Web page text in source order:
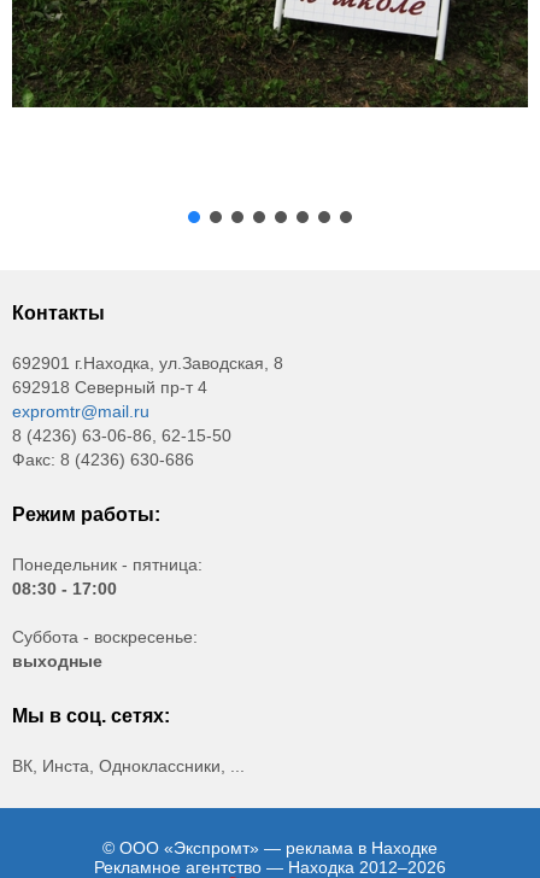
Контакты
692901 г.Находка, ул.Заводская, 8
692918 Северный пр-т 4
expromtr@mail.ru
8 (4236) 63-06-86, 62-15-50
Факс: 8 (4236) 630-686
Режим работы:
Понедельник - пятница:
08:30 - 17:00
Суббота - воскресенье:
выходные
Мы в соц. сетях:
ВК, Инста, Одноклассники, ...
© ООО «Экспромт» — реклама в Находке
Рекламное агентство — Находка 2012–2026